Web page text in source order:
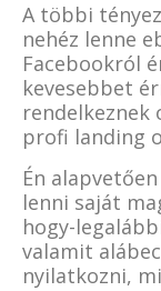
A többi
nehéz lenne
Facebookról
kevesebbet
rendelkeznek
profi landing
Én
lenni saját
hogy-
valamit
nyilatkozni,